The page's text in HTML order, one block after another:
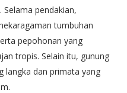
pendakian,
tumbuhan
pepohonan yang
tropis. Selain itu, gunung
langka dan primata yang